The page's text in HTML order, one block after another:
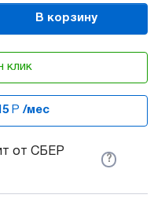
В корзину
клик
Р /мес
от СБЕР
?